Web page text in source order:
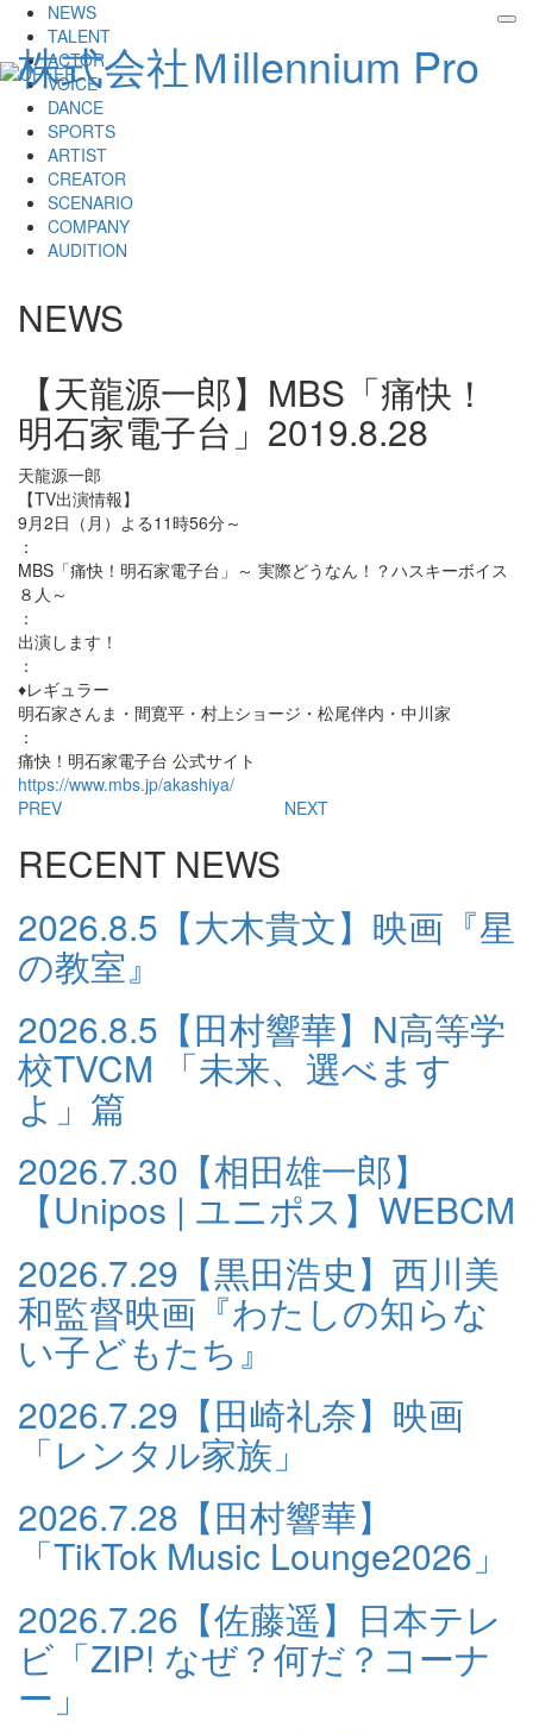
株式会社Ｍillennium Pro
NEWS
TALENT
ACTOR
VOICE
DANCE
SPORTS
ARTIST
CREATOR
SCENARIO
COMPANY
AUDITION
NEWS
【天龍源一郎】MBS「痛快！
明石家電子台」 2019.8.28
天龍源一郎
【TV出演情報】
9月2日（月）よる11時56分～
：
MBS「痛快！明石家電子台」～ 実際どうなん！？ハスキーボイス
８人～
：
出演します！
：
♦レギュラー
明石家さんま・間寛平・村上ショージ・松尾伴内・中川家
：
痛快！明石家電子台 公式サイト
https://www.mbs.jp/akashiya/
PREV
NEXT
RECENT NEWS
2026.8.5 【大木貴文】映画『星
の教室』
2026.8.5 【田村響華】N高等学
校TVCM 「未来、選べます
よ」篇
2026.7.30 【相田雄一郎】
【Unipos | ユニポス】WEBCM
2026.7.29 【黒田浩史】西川美
和監督映画『わたしの知らな
い子どもたち』
2026.7.29 【田崎礼奈】映画
「レンタル家族」
2026.7.28 【田村響華】
「TikTok Music Lounge2026」
2026.7.26 【佐藤遥】日本テレ
ビ「ZIP! なぜ？何だ？コーナ
ー」